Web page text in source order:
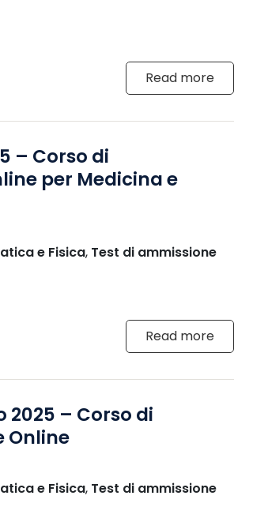
Read more
– Corso di
per Medicina e
e Fisica, Test di ammissione
Read more
2025 – Corso di
Online
e Fisica, Test di ammissione